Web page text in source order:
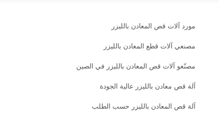
مورد آلات قص المعادن بالليزر
مصنعي آلات قطع المعادن بالليزر
مصنّعو آلات قص المعادن بالليزر في الصين
آلة قص معادن بالليزر عالية الجودة
آلة قص المعادن بالليزر حسب الطلب